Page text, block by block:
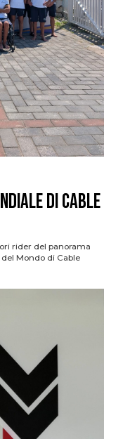
di Cable
rider del panorama
Mondo di Cable